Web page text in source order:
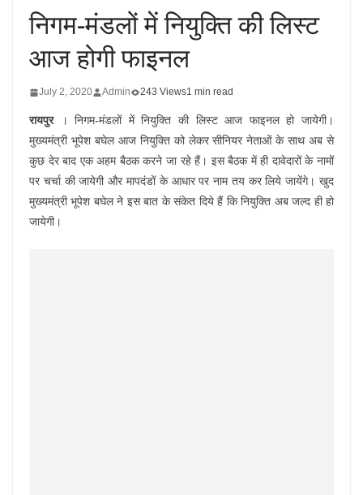
निगम-मंडलों में नियुक्ति की लिस्ट
आज होगी फाइनल
July 2, 2020 Admin 243 Views1 min read
रायपुर। निगम-मंडलों में नियुक्ति की लिस्ट आज फाइनल हो जायेगी।
मुख्यमंत्री भूपेश बघेल आज नियुक्ति को लेकर सीनियर नेताओं के साथ अब से
कुछ देर बाद एक अहम बैठक करने जा रहे हैं। इस बैठक में ही दावेदारों के नामों
पर चर्चा की जायेगी और मापदंडों के आधार पर नाम तय कर लिये जायेंगे। खुद
मुख्यमंत्री भूपेश बघेल ने इस बात के संकेत दिये हैं कि नियुक्ति अब जल्द ही हो
जायेगी।